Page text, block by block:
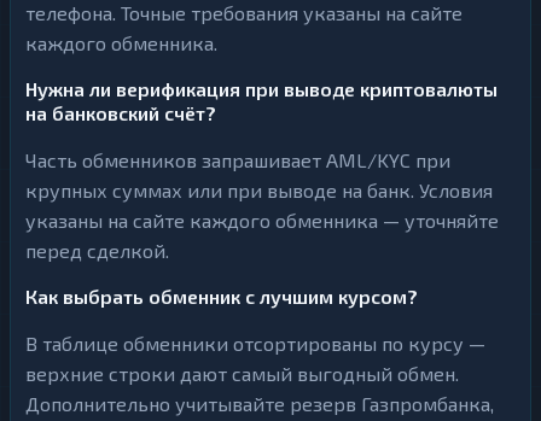
телефона. Точные требования указаны на сайте
каждого обменника.
Нужна ли верификация при выводе криптовалюты
на банковский счёт?
Часть обменников запрашивает AML/KYC при
крупных суммах или при выводе на банк. Условия
указаны на сайте каждого обменника — уточняйте
перед сделкой.
Как выбрать обменник с лучшим курсом?
В таблице обменники отсортированы по курсу —
верхние строки дают самый выгодный обмен.
Дополнительно учитывайте резерв Газпромбанка,